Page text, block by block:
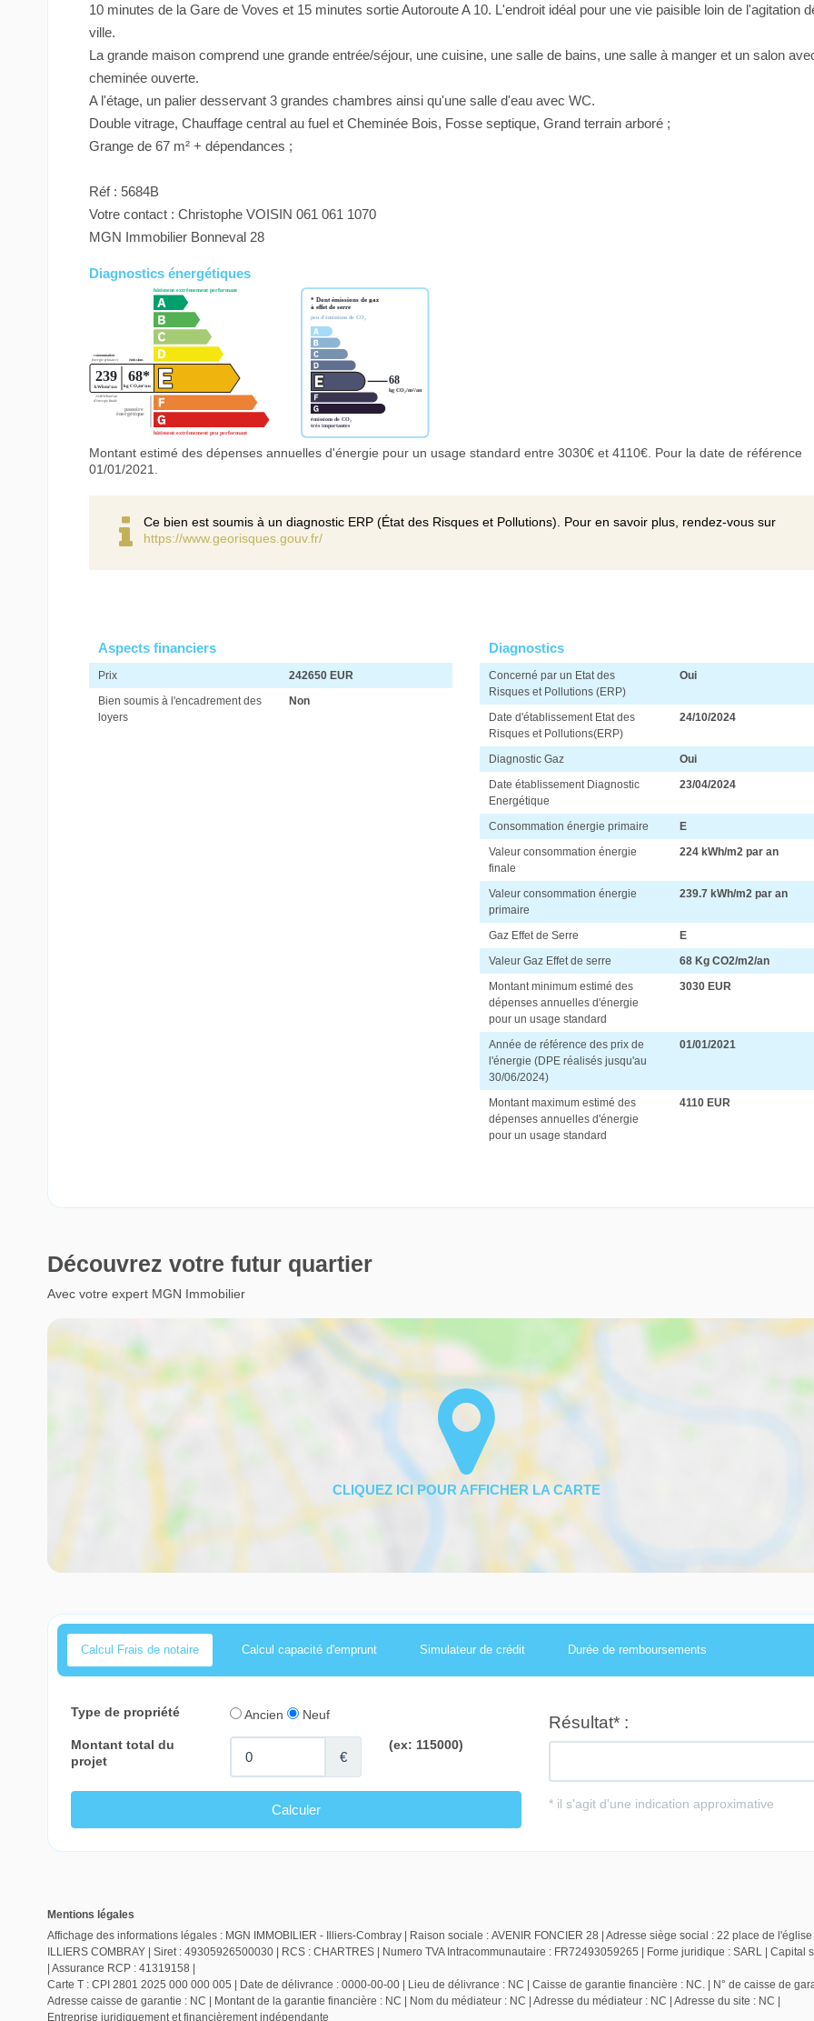
10 minutes de la Gare de Voves et 15 minutes sortie Autoroute A 10. L'endroit idéal pour une vie paisible loin de l'agitation
ville.
La grande maison comprend une grande entrée/séjour, une cuisine, une salle de bains, une salle à manger et un salon
cheminée ouverte.
A l'étage, un palier desservant 3 grandes chambres ainsi qu'une salle d'eau avec WC.
Double vitrage, Chauffage central au fuel et Cheminée Bois, Fosse septique, Grand terrain arboré ;
Grange de 67 m² + dépendances ;
Réf : 5684B
Votre contact : Christophe VOISIN 061 061 1070
MGN Immobilier Bonneval 28
Diagnostics énergétiques
Montant estimé des dépenses annuelles d'énergie pour un usage standard entre 3030€ et 4110€. Pour la date de référence
01/01/2021.
Ce bien est soumis à un diagnostic ERP (État des Risques et Pollutions). Pour en savoir plus, rendez-vous sur
https://www.georisques.gouv.fr/
Aspects financiers
Prix
242650 EUR
Bien soumis à l'encadrement des
loyers
Non
Diagnostics
Concerné par un Etat des
Risques et Pollutions (ERP)
Oui
Date d'établissement Etat des
Risques et Pollutions(ERP)
24/10/2024
Diagnostic Gaz
Oui
Date établissement Diagnostic
Energétique
23/04/2024
Consommation énergie primaire
E
Valeur consommation énergie
finale
224 kWh/m2 par an
Valeur consommation énergie
primaire
239.7 kWh/m2 par an
Gaz Effet de Serre
E
Valeur Gaz Effet de serre
68 Kg CO2/m2/an
Montant minimum estimé des
dépenses annuelles d'énergie
pour un usage standard
3030 EUR
Année de référence des prix de
l'énergie (DPE réalisés jusqu'au
30/06/2024)
01/01/2021
Montant maximum estimé des
dépenses annuelles d'énergie
pour un usage standard
4110 EUR
Découvrez votre futur quartier
Avec votre expert MGN Immobilier
Calcul Frais de notaire Calcul capacité d'emprunt Simulateur de crédit Durée de remboursements
Mentions légales
Affichage des informations légales : MGN IMMOBILIER - Illiers-Combray | Raison sociale : AVENIR FONCIER 28 | Adresse siège social : 22 place de
ILLIERS COMBRAY | Siret : 49305926500030 | RCS : CHARTRES | Numero TVA Intracommunautaire : FR72493059265 | Forme juridique : SARL | Capital
| Assurance RCP : 41319158 |
Carte T : CPI 2801 2025 000 000 005 | Date de délivrance : 0000-00-00 | Lieu de délivrance : NC | Caisse de garantie financière : NC. | N° de caisse de
Adresse caisse de garantie : NC | Montant de la garantie financière : NC | Nom du médiateur : NC | Adresse du médiateur : NC | Adresse du site : NC |
Entreprise juridiquement et financièrement indépendante